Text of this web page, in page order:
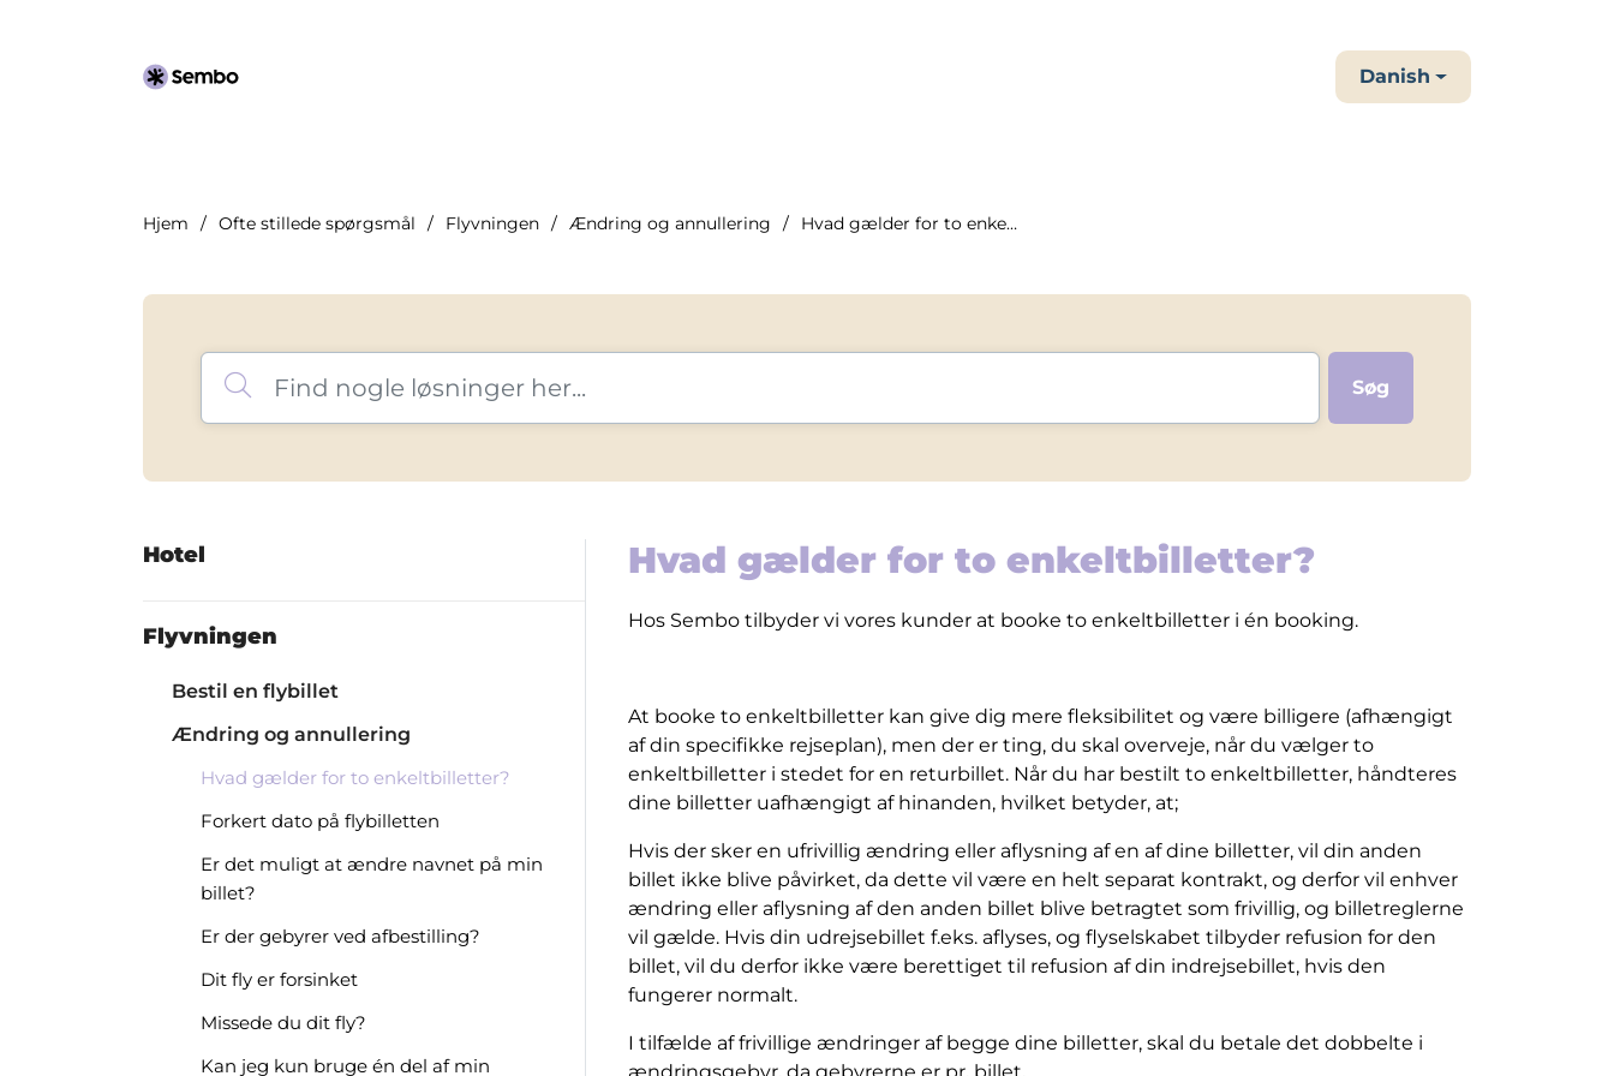
Danish
Hjem Ofte stillede spørgsmål Flyvningen Ændring og annullering Hvad gælder for to enkeltbilletter?
Hotel
Flyvningen
Bestil en flybillet
Ændring og annullering
Hvad gælder for to enkeltbilletter?
Forkert dato på flybilletten
Er det muligt at ændre navnet på min
billet?
Er der gebyrer ved afbestilling?
Dit fly er forsinket
Missede du dit fly?
Kan jeg kun bruge én del af min
Hvad gælder for to enkeltbilletter?
Hos Sembo tilbyder vi vores kunder at booke to enkeltbilletter i én booking.
At booke to enkeltbilletter kan give dig mere fleksibilitet og være billigere (afhængigt
af din specifikke rejseplan), men der er ting, du skal overveje, når du vælger to
enkeltbilletter i stedet for en returbillet. Når du har bestilt to enkeltbilletter, håndteres
dine billetter uafhængigt af hinanden, hvilket betyder, at;
Hvis der sker en ufrivillig ændring eller aflysning af en af dine billetter, vil din anden
billet ikke blive påvirket, da dette vil være en helt separat kontrakt, og derfor vil enhver
ændring eller aflysning af den anden billet blive betragtet som frivillig, og billetreglerne
vil gælde. Hvis din udrejsebillet f.eks. aflyses, og flyselskabet tilbyder refusion for den
billet, vil du derfor ikke være berettiget til refusion af din indrejsebillet, hvis den
fungerer normalt.
I tilfælde af frivillige ændringer af begge dine billetter, skal du betale det dobbelte i